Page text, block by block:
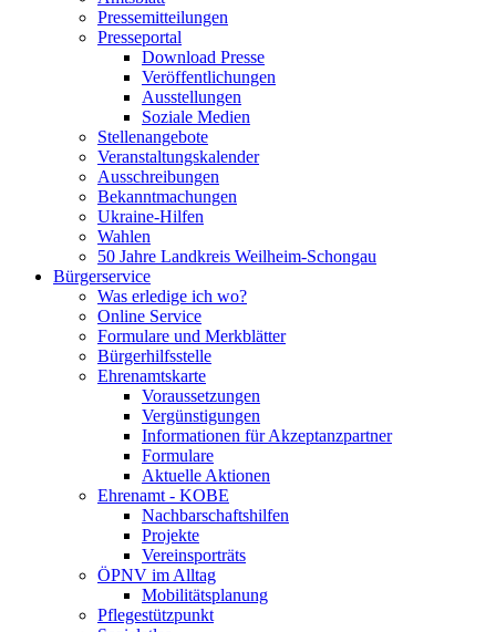
Pressemitteilungen
Presseportal
Download Presse
Veröffentlichungen
Ausstellungen
Soziale Medien
Stellenangebote
Veranstaltungskalender
Ausschreibungen
Bekanntmachungen
Ukraine-Hilfen
Wahlen
50 Jahre Landkreis Weilheim-Schongau
Bürgerservice
Was erledige ich wo?
Online Service
Formulare und Merkblätter
Bürgerhilfsstelle
Ehrenamtskarte
Voraussetzungen
Vergünstigungen
Informationen für Akzeptanzpartner
Formulare
Aktuelle Aktionen
Ehrenamt - KOBE
Nachbarschaftshilfen
Projekte
Vereinsporträts
ÖPNV im Alltag
Mobilitätsplanung
Pflegestützpunkt